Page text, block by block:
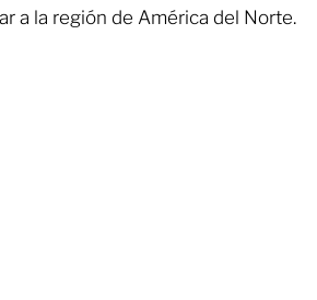
a la región de América del Norte.